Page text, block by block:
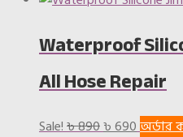
৳ 2,990.৳
Waterproof
All Hose Repair
Sale!৳890Original
৳690Current
অর্ডার